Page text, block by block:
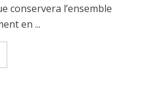
conservera l’ensemble
en ...